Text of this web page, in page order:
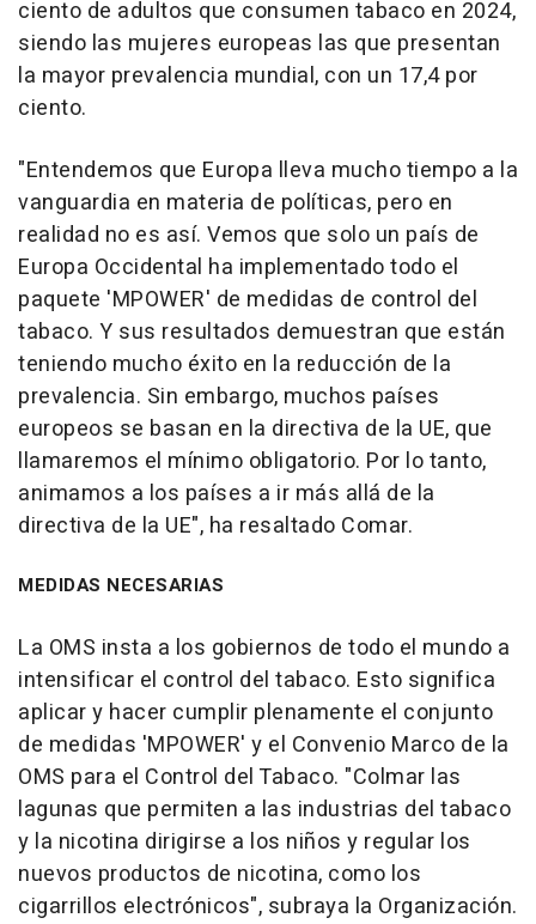
ciento de adultos que consumen tabaco en 2024,
siendo las mujeres europeas las que presentan
la mayor prevalencia mundial, con un 17,4 por
ciento.
"Entendemos que Europa lleva mucho tiempo a la
vanguardia en materia de políticas, pero en
realidad no es así. Vemos que solo un país de
Europa Occidental ha implementado todo el
paquete 'MPOWER' de medidas de control del
tabaco. Y sus resultados demuestran que están
teniendo mucho éxito en la reducción de la
prevalencia. Sin embargo, muchos países
europeos se basan en la directiva de la UE, que
llamaremos el mínimo obligatorio. Por lo tanto,
animamos a los países a ir más allá de la
directiva de la UE", ha resaltado Comar.
MEDIDAS NECESARIAS
La OMS insta a los gobiernos de todo el mundo a
intensificar el control del tabaco. Esto significa
aplicar y hacer cumplir plenamente el conjunto
de medidas 'MPOWER' y el Convenio Marco de la
OMS para el Control del Tabaco. "Colmar las
lagunas que permiten a las industrias del tabaco
y la nicotina dirigirse a los niños y regular los
nuevos productos de nicotina, como los
cigarrillos electrónicos", subraya la Organización.